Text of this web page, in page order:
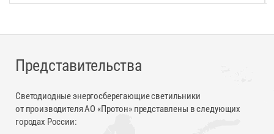
Представительства
Светодиодные энергосберегающие светильники
от производителя АО «Протон» представлены в следующих
городах России: